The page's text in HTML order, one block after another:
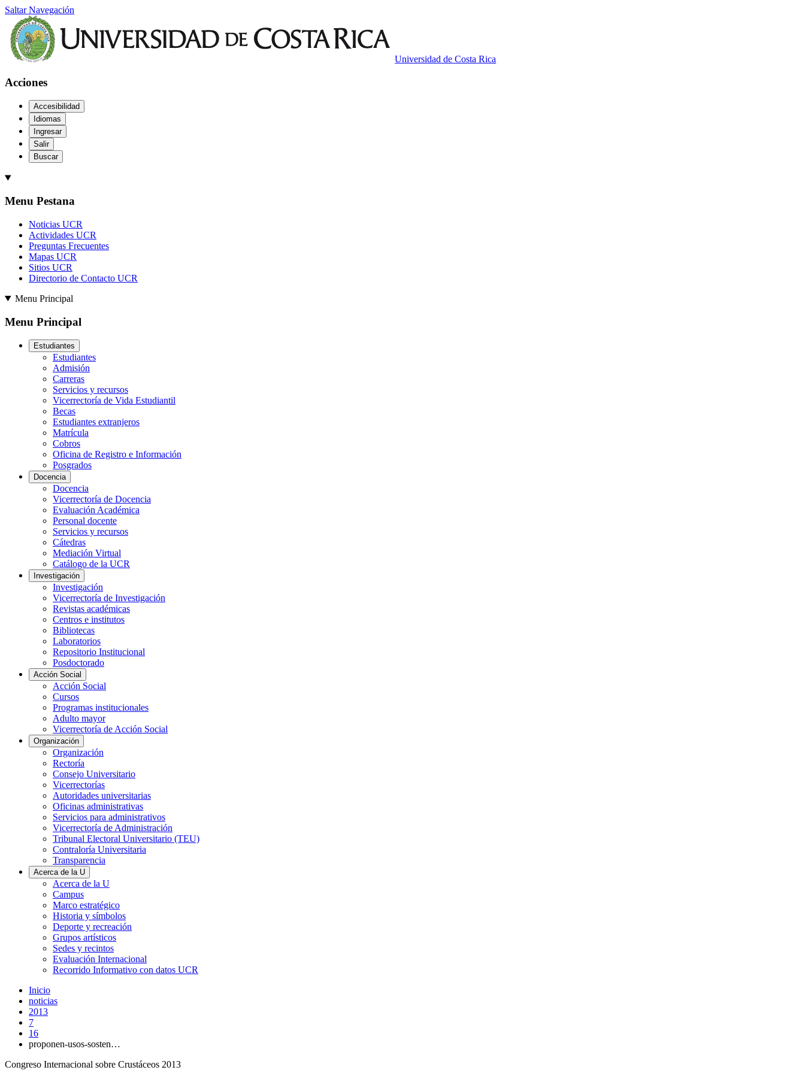
Saltar Navegación
Universidad de Costa Rica
Acciones
Accesibilidad
Idiomas
Ingresar
Salir
Buscar
Menu Pestana
Noticias UCR
Actividades UCR
Preguntas Frecuentes
Mapas UCR
Sitios UCR
Directorio de Contacto UCR
Menu Principal
Menu Principal
Estudiantes
Estudiantes
Admisión
Carreras
Servicios y recursos
Vicerrectoría de Vida Estudiantil
Becas
Estudiantes extranjeros
Matrícula
Cobros
Oficina de Registro e Información
Posgrados
Docencia
Docencia
Vicerrectoría de Docencia
Evaluación Académica
Personal docente
Servicios y recursos
Cátedras
Mediación Virtual
Catálogo de la UCR
Investigación
Investigación
Vicerrectoría de Investigación
Revistas académicas
Centros e institutos
Bibliotecas
Laboratorios
Repositorio Institucional
Posdoctorado
Acción Social
Acción Social
Cursos
Programas institucionales
Adulto mayor
Vicerrectoría de Acción Social
Organización
Organización
Rectoría
Consejo Universitario
Vicerrectorías
Autoridades universitarias
Oficinas administrativas
Servicios para administrativos
Vicerrectoría de Administración
Tribunal Electoral Universitario (TEU)
Contraloría Universitaria
Transparencia
Acerca de la U
Acerca de la U
Campus
Marco estratégico
Historia y símbolos
Deporte y recreación
Grupos artísticos
Sedes y recintos
Evaluación Internacional
Recorrido Informativo con datos UCR
Inicio
noticias
2013
7
16
proponen-usos-sosten…
Congreso Internacional sobre Crustáceos 2013